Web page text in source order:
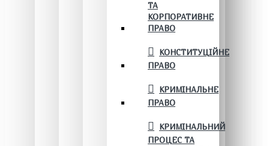
ТА
КОРПОРАТИВНЕ
ПРАВО
КОНСТИТУЦІЙНЕ
ПРАВО
КРИМІНАЛЬНЕ
ПРАВО
КРИМІНАЛЬНИЙ
ПРОЦЕС ТА